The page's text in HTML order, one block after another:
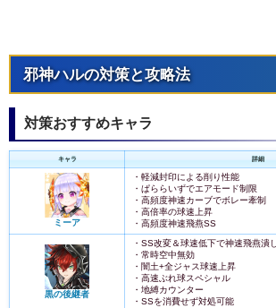
邪神ハルの対策と攻略法
対策おすすめキャラ
キャラ 詳細
ミーア
・軽減封印による削り性能
・ぱららいずでエアモード制限
・高頻度神速カーブでボレー牽制
・高倍率の球速上昇
・高頻度神速飛燕SS
黒の後継者
・SS改変＆球速低下で神速飛燕潰し
・常時空中無効
・闇土+全ジャス球速上昇
・高速ぶれ球スペシャル
・地縛カウンター
・SSを消費せず対処可能